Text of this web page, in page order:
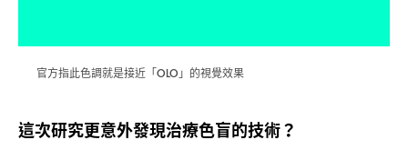
官方指此色調就是接近「OLO 」的視覺效果
這次研究更意外發現治療色盲的技術？